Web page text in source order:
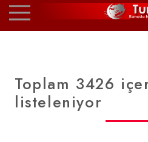
Toplam 3426
listeleniyor